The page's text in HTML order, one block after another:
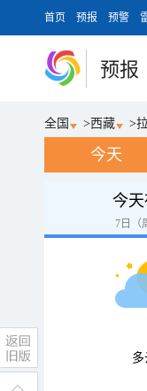
首页 预报 预警
预报
全国 >西藏 >
今天
今天
7日（
多